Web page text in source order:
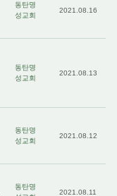
동탄명
성교회
2021.08.16
동탄명
성교회
2021.08.13
동탄명
성교회
2021.08.12
동탄명
2021.08.11